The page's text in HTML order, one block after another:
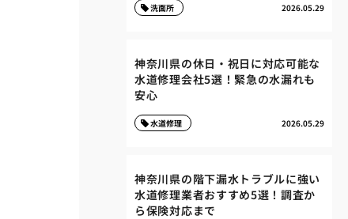
2026.05.29
洗面所
神奈川県の休日・祝日に対応可能な
水道修理会社5選！緊急の水漏れも
安心
2026.05.29
水道修理
神奈川県の階下漏水トラブルに強い
水道修理業者おすすめ5選！調査か
ら保険対応まで